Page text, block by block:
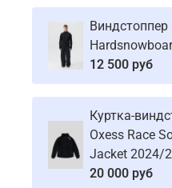
Виндстоппер
12 500 руб
Куртка-
Oxess Race
Jacket 2024/
20 000 руб